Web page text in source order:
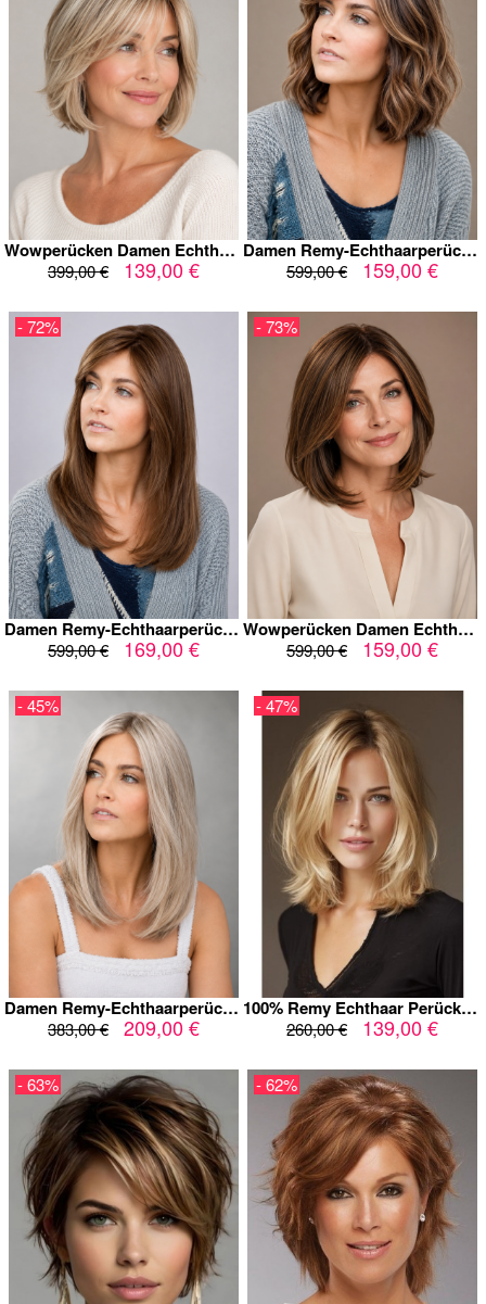
Wowperücken Damen Echthaar-Perücke Bob mit Pony - 10 Zoll (25 cm) Stufenschnitt | Aschblond Highlights
399,00 € 139,00 €
Damen Remy-Echthaarperücke Wavy Bob 12 Zoll – Schokoladenbraun mit Karamell-Highlights – Full Lace, Lace Front & Kappenlos – wellig gestuft
599,00 € 159,00 €
Damen Remy-Echthaarperücke langer Stufenschnitt 16 Zoll – Haselnussbraun mit Karamell-Highlights – Lace Front – glatt
599,00 € 169,00 €
- 72%
Wowperücken Damen Echthaar Perücke mit Full Lace, Lace Front & Kappenlos - 100% Remy Naturhaar, Glatt (Straight), 12 Zoll, Schwarzbraun mit Highlights
599,00 € 159,00 €
- 73%
Damen Remy-Echthaarperücke Long Bob 14 Zoll – Aschbeige-Blond mit dunklem Ansatz – Lace Front – glatt gestuft
383,00 € 209,00 €
- 45%
100% Remy Echthaar Perücke Damen Maschinengefertigt – Long Bob Hellblond, Schulterlang, Stufig, Natürliches Volumen, Seitenscheitel
260,00 € 139,00 €
- 47%
- 63% - 62%